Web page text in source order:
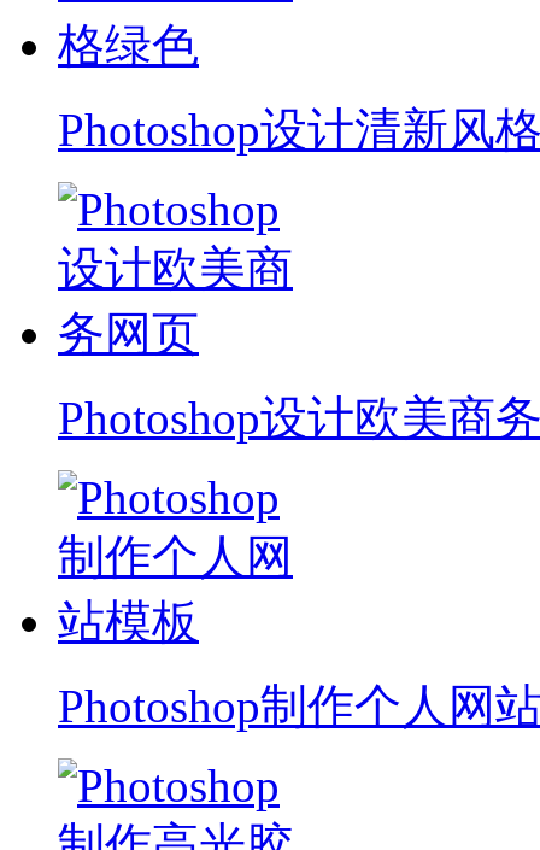
Photoshop设计清新风
Photoshop设计欧美商
Photoshop制作个人网